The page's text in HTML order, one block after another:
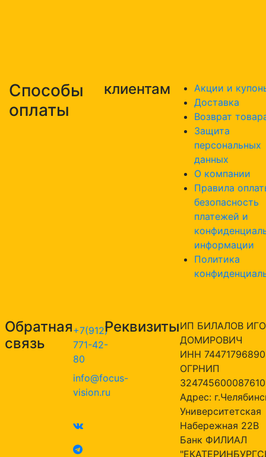
Способы
оплаты
клиентам
Акции и
Доставка
Возврат
Защита
персональных
данных
О компании
Правила
безопасность
платежей и
информации
Политика
Обратная
связь
+7(912)
771-42-
80
info@focus-
vision.ru
РеквизитыИП БИЛАЛОВ
ДОМИРОВИЧ
ИНН
ОГРНИП
324745600087610
Адрес:
Университетская
Набережная 22В
Банк ФИЛИАЛ